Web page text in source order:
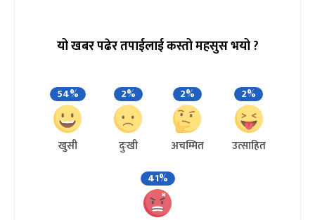
यो खबर पढेर तपाईलाई कस्तो महसुस भयो ?
54%
खुसी
2%
दुःखी
2%
अचम्मित
2%
उत्साहित
41%